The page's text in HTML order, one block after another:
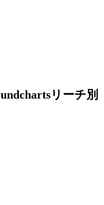
リーチ別